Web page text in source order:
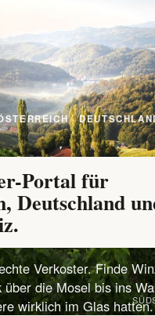
·
Portal für
Deutschland
Verkoster. Finde
über die Mosel bis ins
wirklich im Glas hatten.